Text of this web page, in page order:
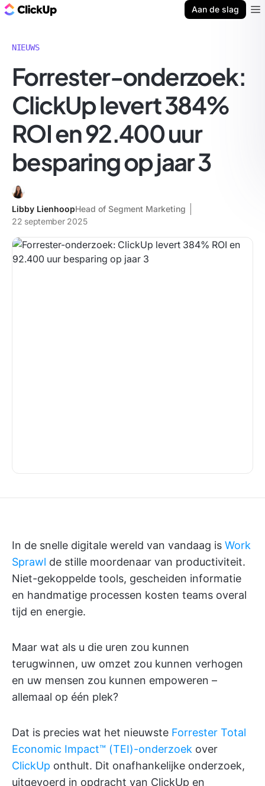
Aan de slag
NIEUWS
Forrester-onderzoek:
ClickUp levert 384%
ROI en 92.400 uur
besparing op jaar 3
Libby LienhoopHead of Segment Marketing
22 september 2025
In de snelle digitale wereld van vandaag is Work
Sprawl de stille moordenaar van productiviteit.
Niet-gekoppelde tools, gescheiden informatie
en handmatige processen kosten teams overal
tijd en energie.
Maar wat als u die uren zou kunnen
terugwinnen, uw omzet zou kunnen verhogen
en uw mensen zou kunnen empoweren –
allemaal op één plek?
Dat is precies wat het nieuwste Forrester Total
Economic Impact™ (TEI)-onderzoek over
ClickUp onthult. Dit onafhankelijke onderzoek,
uitgevoerd in opdracht van ClickUp en